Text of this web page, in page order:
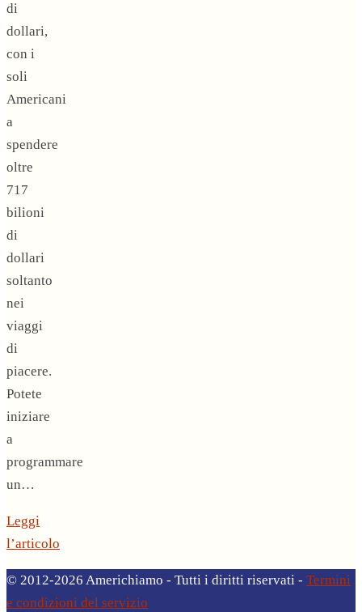
di
dollari,
con i
soli
Americani
a
spendere
oltre
717
bilioni
di
dollari
soltanto
nei
viaggi
di
piacere.
Potete
iniziare
a
programmare
un…
Leggi
l’articolo
© 2012-2026 Americhiamo - Tutti i diritti riservati - Termini
e condizioni del servizio